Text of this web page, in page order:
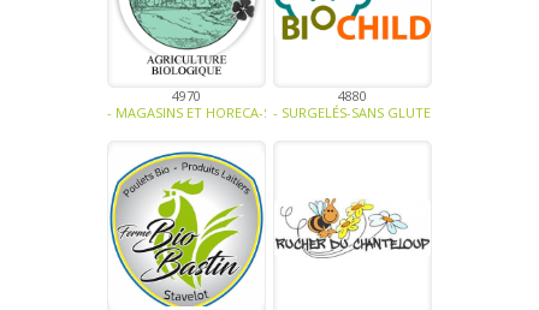
4970
- MAGASINS ET HORECA-SPÉCIAL FÊTES-PRODUIT LAITIER-BIO -
4880
- SURGELÉS-SANS GLUTEN, SANS